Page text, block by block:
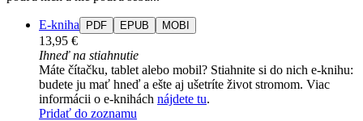
E-kniha PDF EPUB MOBI
13,95 €
Ihneď na stiahnutie
Máte čítačku, tablet alebo mobil? Stiahnite si do nich e-knihu:
budete ju mať hneď a ešte aj ušetríte život stromom. Viac
informácii o e-knihách nájdete tu.
Pridať do zoznamu